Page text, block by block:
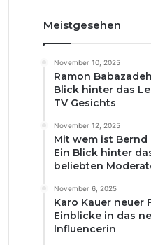
Meistgesehen
November 10, 2025
Ramon
Blick hinter das
TV Gesichts
November 12, 2025
Mit wem ist
Ein Blick hinter
beliebten
November 6, 2025
Karo Kauer neuer
Einblicke in das
Influencerin